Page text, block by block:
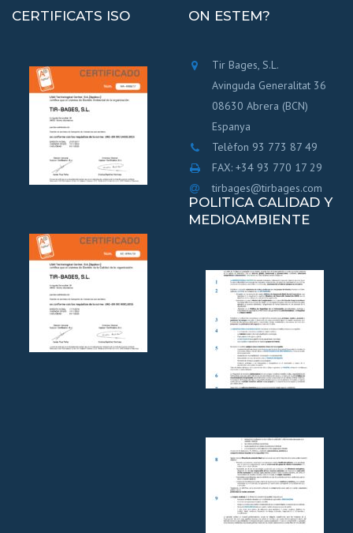
CERTIFICATS ISO ON ESTEM?
Tir Bages, S.L.
Avinguda Generalitat 36
08630 Abrera (BCN)
Espanya
Telèfon 93 773 87 49
FAX: +34 93 770 17 29
tirbages@tirbages.com
POLITICA CALIDAD Y
MEDIOAMBIENTE